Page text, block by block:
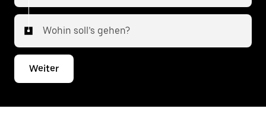
oder zu einem anderen Flughafen möchtest,
Uber Premier bietet ein zuverlässiges und
gehobenes Reiseerlebnis. Gib an, wohin die Fahrt
gehen soll, und wir zeigen dir die besten Optionen
für den Weg zum oder vom Flughafen.
Wohin soll’s gehen?
Weiter